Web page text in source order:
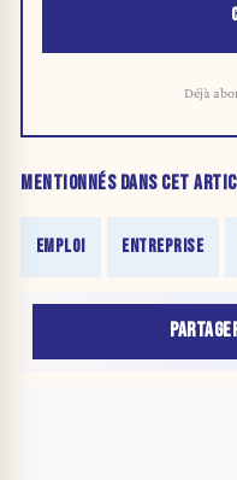
Déjà
MENTIONNÉS DANS CET
EMPLOI ENTREPRISE